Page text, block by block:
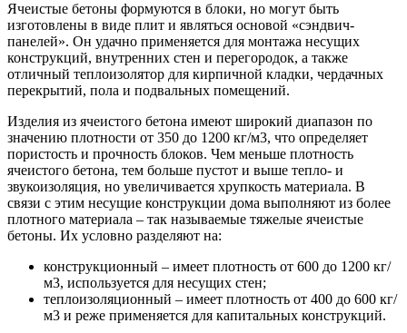
Ячеистые бетоны формуются в блоки, но могут быть
изготовлены в виде плит и являться основой «сэндвич-
панелей». Он удачно применяется для монтажа несущих
конструкций, внутренних стен и перегородок, а также
отличный теплоизолятор для кирпичной кладки, чердачных
перекрытий, пола и подвальных помещений.
Изделия из ячеистого бетона имеют широкий диапазон по
значению плотности от 350 до 1200 кг/м3, что определяет
пористость и прочность блоков. Чем меньше плотность
ячеистого бетона, тем больше пустот и выше тепло- и
звукоизоляция, но увеличивается хрупкость материала. В
связи с этим несущие конструкции дома выполняют из более
плотного материала – так называемые тяжелые ячеистые
бетоны. Их условно разделяют на:
конструкционный – имеет плотность от 600 до 1200 кг/
м3, используется для несущих стен;
теплоизоляционный – имеет плотность от 400 до 600 кг/
м3 и реже применяется для капитальных конструкций.